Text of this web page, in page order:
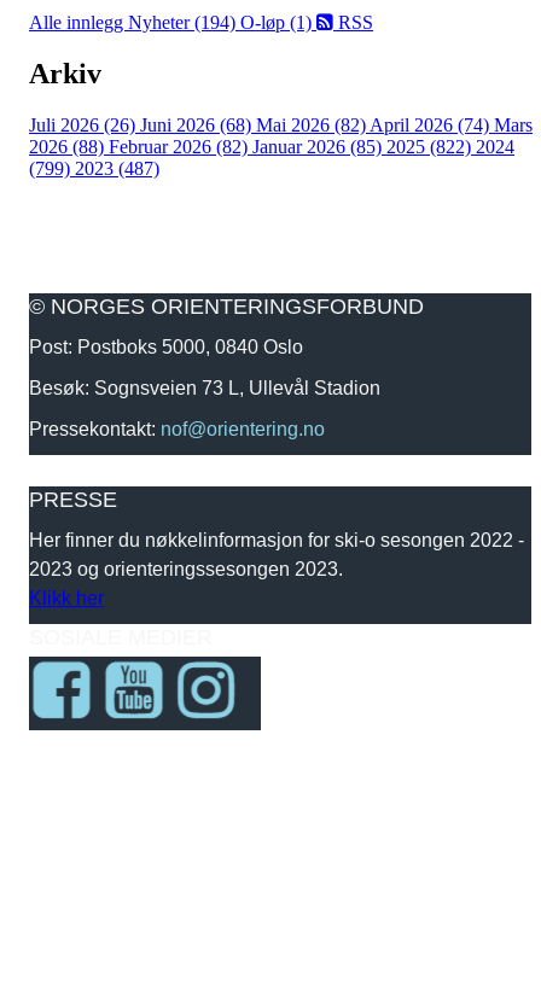
Alle innlegg Nyheter (194) O-løp (1) RSS
Arkiv
Juli 2026 (26) Juni 2026 (68) Mai 2026 (82) April 2026 (74) Mars
2026 (88) Februar 2026 (82) Januar 2026 (85) 2025 (822) 2024
(799) 2023 (487)
© NORGES ORIENTERINGSFORBUND
Post: Postboks 5000, 0840 Oslo
Besøk: Sognsveien 73 L, Ullevål Stadion
Pressekontakt: nof@orientering.no
PRESSE
Her finner du nøkkelinformasjon for ski-o sesongen 2022 -
2023 og orienteringssesongen 2023.
Klikk her